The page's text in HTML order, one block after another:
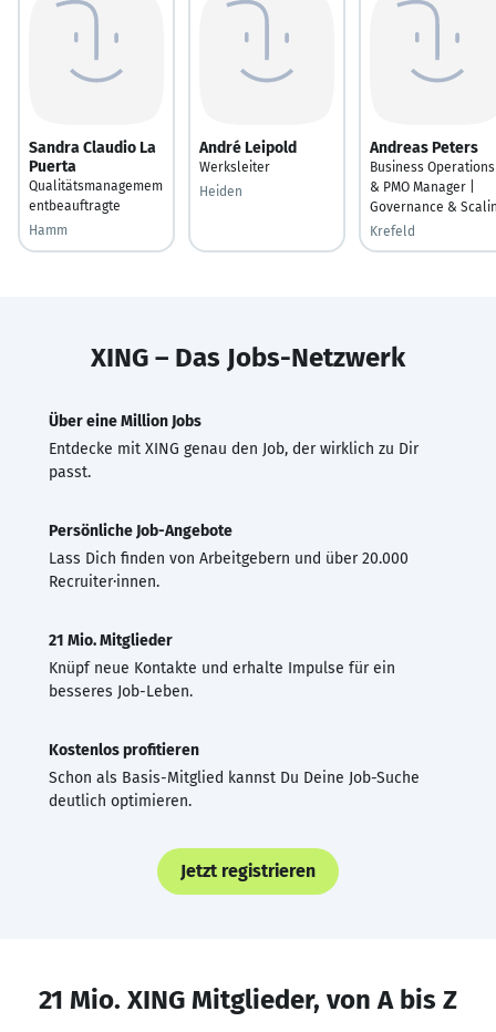
Sandra Claudio La
Puerta
Qualitätsmanagemem
entbeauftragte
Hamm
André Leipold
Werksleiter
Heiden
Andreas Peters
Business Operations
& PMO Manager |
Governance &
Krefeld
XING – Das Jobs-Netzwerk
Über eine Million Jobs
Entdecke mit XING genau den Job, der wirklich zu Dir
passt.
Persönliche Job-Angebote
Lass Dich finden von Arbeitgebern und über 20.000
Recruiter·innen.
21 Mio. Mitglieder
Knüpf neue Kontakte und erhalte Impulse für ein
besseres Job-Leben.
Kostenlos profitieren
Schon als Basis-Mitglied kannst Du Deine Job-Suche
deutlich optimieren.
Jetzt registrieren
21 Mio. XING Mitglieder, von A bis Z